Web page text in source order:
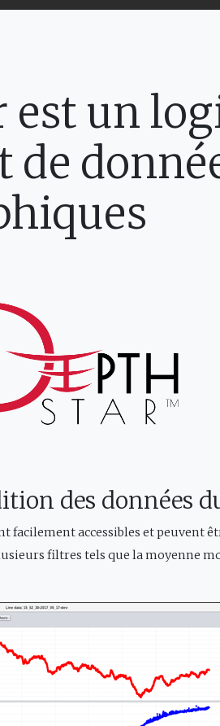
est un
de
des données
facilement accessibles et peuvent
filtres tels que la moyenne